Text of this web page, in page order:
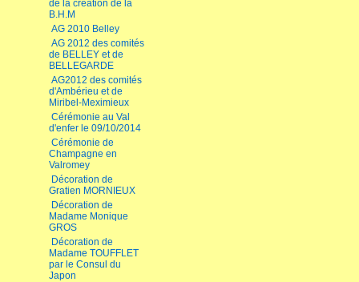
de la création de la
B.H.M
AG 2010 Belley
AG 2012 des comités
de BELLEY et de
BELLEGARDE
AG2012 des comités
d'Ambérieu et de
Miribel-Meximieux
Cérémonie au Val
d'enfer le 09/10/2014
Cérémonie de
Champagne en
Valromey
Décoration de
Gratien MORNIEUX
Décoration de
Madame Monique
GROS
Décoration de
Madame TOUFFLET
par le Consul du
Japon